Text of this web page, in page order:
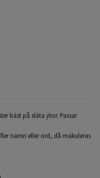
bäst på släta ytor. Passar
namn eller ord, då makuleras